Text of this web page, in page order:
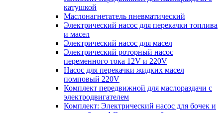
катушкой
Маслонагнетатель пневматический
Электрический насос для перекачки топлива
и масел
Электрический насос для масел
Электрический роторный насос
переменного тока 12V и 220V
Насос для перекачки жидких масел
помповый 220V
Комплект передвижной для маслораздачи с
электродвигателем
Комплект: Электрический насос для бочек и